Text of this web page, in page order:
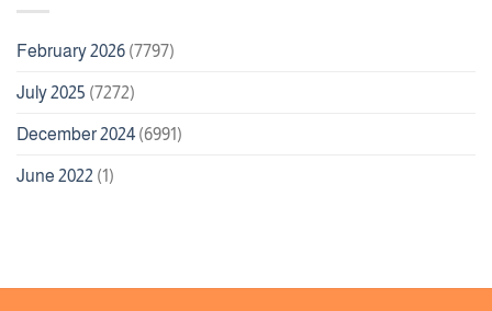
February 2026 (7797)
July 2025 (7272)
December 2024 (6991)
June 2022 (1)